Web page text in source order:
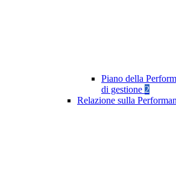
Piano della
di gestione 2
Relazione sulla